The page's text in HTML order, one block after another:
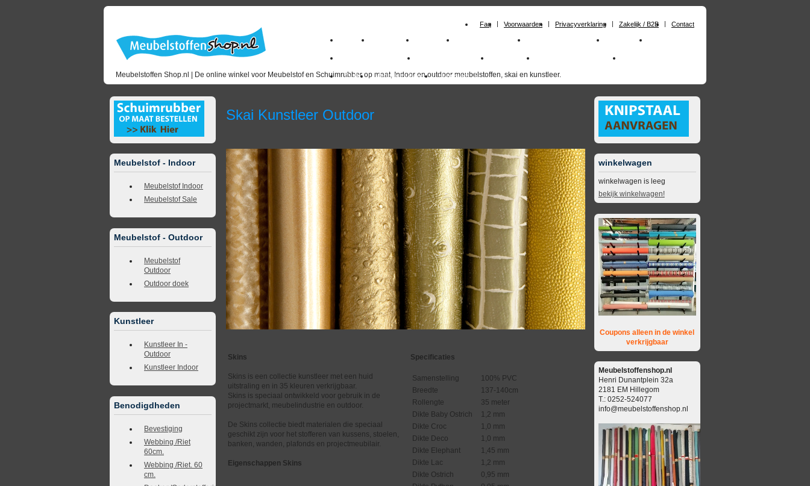
Faq Voorwaarden Privacyverklaring Zakelijk / B2B Contact
Meubelstoffen Shop.nl | De online winkel voor Meubelstof en Schuimrubber op maat, Indoor en outdoor meubelstoffen, skai en kunstleer.
Home Meubelstof Kunstleer Schuimrubberplaten Schuimrubber op maat Materialen
milano_outdoorstoffen skai kunstleer kopen outdoorstof skai_kunstleer outdoor
Outlet Meubelstof indoor duurzaam
Meubelstof - Indoor
Meubelstof Indoor
Meubelstof Sale
Meubelstof - Outdoor
Meubelstof
Outdoor
Outdoor doek
Kunstleer
Kunstleer In -
Outdoor
Kunstleer Indoor
Benodigdheden
Bevestiging
Webbing /Riet
60cm.
Webbing /Riet. 60
cm.
Skai Kunstleer Outdoor
Skins
Skins is een collectie kunstleer met een huid
uitstraling en in 35 kleuren verkrijgbaar.
Skins is speciaal ontwikkeld voor gebruik in de
projectmarkt, meubelindustrie en outdoor.
De Skins collectie biedt materialen die speciaal
geschikt zijn voor het stofferen van kussens, stoelen,
banken, wanden, plafonds en projectmeubilair.
Eigenschappen Skins
Specificaties
Samenstelling
100% PVC
Breedte
137-140cm
Rollengte
35 meter
Dikte Baby Ostrich
1,2 mm
Dikte Croc
1,0 mm
Dikte Deco
1,0 mm
Dikte Elephant
1,45 mm
Dikte Lac
1,2 mm
Dikte Ostrich
0,95 mm
winkelwagen
winkelwagen is leeg
bekijk winkelwagen!
Coupons alleen in de winkel
verkrijgbaar
Meubelstoffenshop.nl
Henri Dunantplein 32a
2181 EM Hillegom
T.: 0252-524077
info@meubelstoffenshop.nl